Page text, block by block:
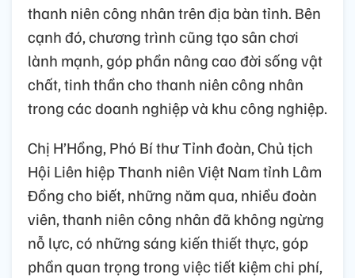
thanh niên công nhân trên địa bàn tỉnh. Bên
cạnh đó, chương trình cũng tạo sân chơi
lành mạnh, góp phần nâng cao đời sống vật
chất, tinh thần cho thanh niên công nhân
trong các doanh nghiệp và khu công nghiệp.
Chị H’Hồng, Phó Bí thư Tỉnh đoàn, Chủ tịch
Hội Liên hiệp Thanh niên Việt Nam tỉnh Lâm
Đồng cho biết, những năm qua, nhiều đoàn
viên, thanh niên công nhân đã không ngừng
nỗ lực, có những sáng kiến thiết thực, góp
phần quan trọng trong việc tiết kiệm chi phí,